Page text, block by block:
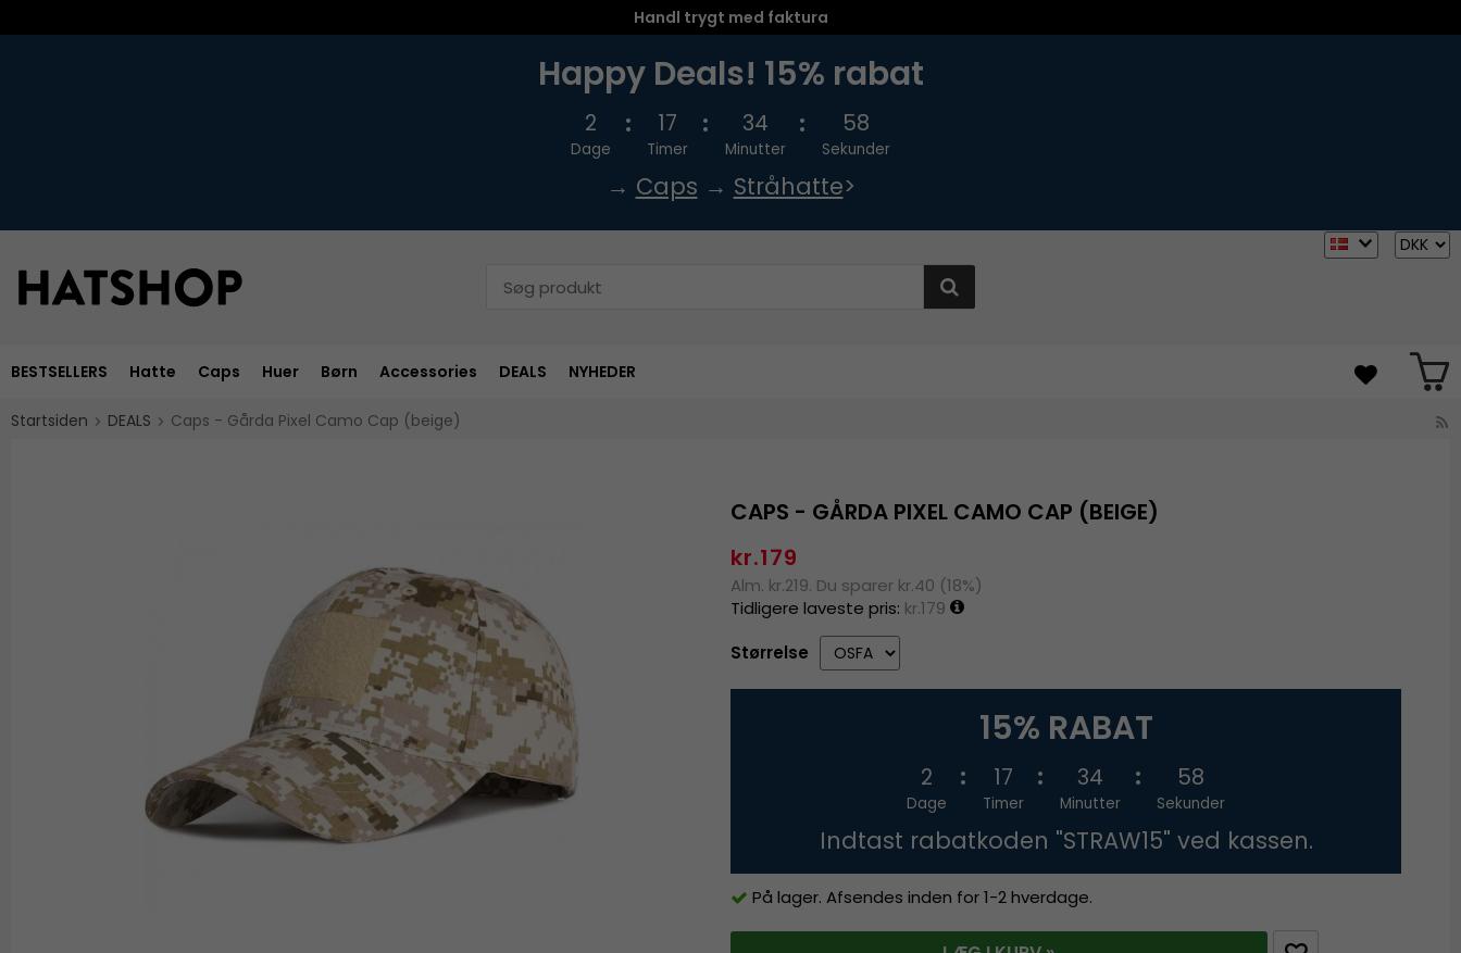
Handl trygt med faktura
Happy Deals! 15% rabat
2
Dage
17
Timer
34
Minutter
57
Sekunder
→ Caps → Stråhatte>
BESTSELLERS Hatte Caps Huer Børn Accessories DEALS NYHEDER
Startsiden DEALS Caps - Gårda Pixel Camo Cap (beige)
CAPS - GÅRDA PIXEL CAMO CAP (BEIGE)
kr.179
Alm. kr.219. Du sparer kr.40 (18%)
Tidligere laveste pris: kr.179
Størrelse
15% RABAT
2
Dage
17
Timer
34
Minutter
57
Sekunder
Indtast rabatkoden "STRAW15" ved kassen.
På lager. Afsendes inden for 1-2 hverdage.